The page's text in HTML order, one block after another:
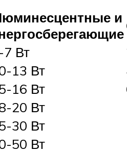
и
7 Вт
13 Вт
16 Вт
20 Вт
30 Вт
50 Вт